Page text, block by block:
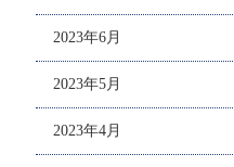
2023年6月
2023年5月
2023年4月